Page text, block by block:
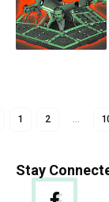
1 2 …
Stay